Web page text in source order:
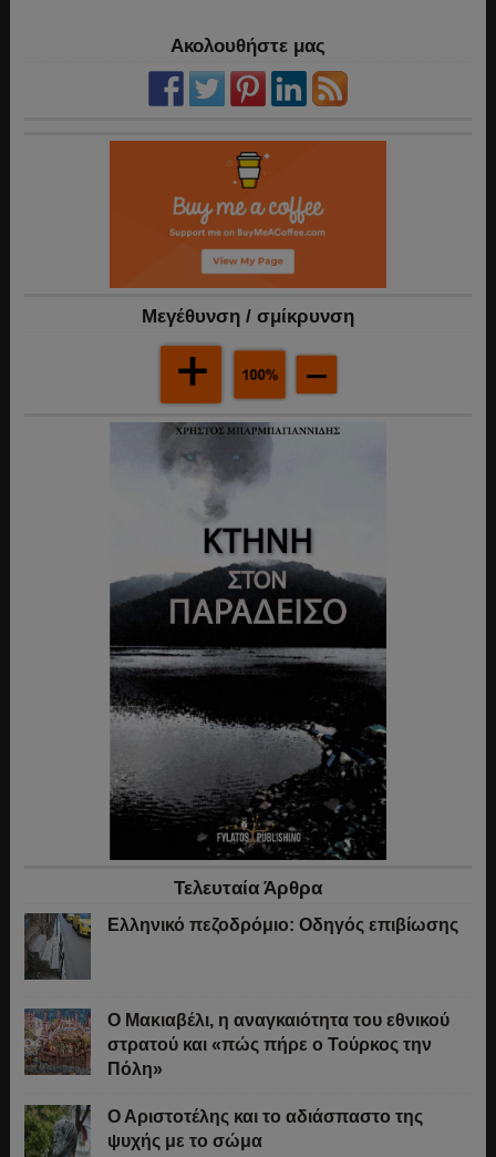
Ακολουθήστε μας
Mεγέθυνση / σμίκρυνση
Τελευταία Άρθρα
Ελληνικό πεζοδρόμιο: Οδηγός επιβίωσης
Ο Μακιαβέλι, η αναγκαιότητα του εθνικού
στρατού και «πώς πήρε ο Τούρκος την
Πόλη»
Ο Αριστοτέλης και το αδιάσπαστο της
ψυχής με το σώμα